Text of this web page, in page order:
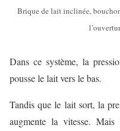
Brique de lait inclinée,
Dans ce système, la
pousse le lait vers le bas.
Tandis que le lait sort, la
augmente la vitesse.